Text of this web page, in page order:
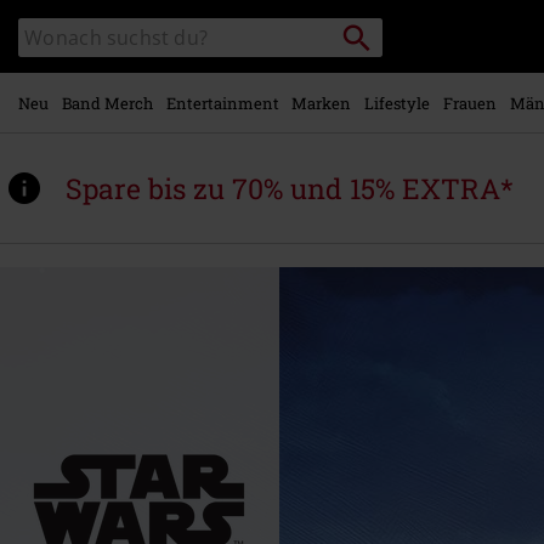
Hauptinhalt
springen
Katalog
durchsuchen
Packstation
suchen
Neu Band Merch Entertainment Marken Lifestyle Frauen
Spare bis zu 70% und 15% EXTRA*